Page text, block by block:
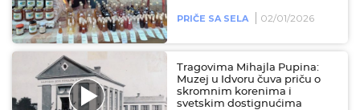
PRIČE SA SELA 02/01/2026
Tragovima Mihajla Pupina:
Muzej u Idvoru čuva priču o
skromnim korenima i
svetskim dostignućima